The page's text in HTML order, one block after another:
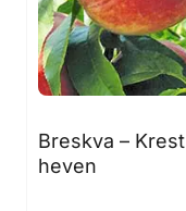
Breskva – Krest
heven